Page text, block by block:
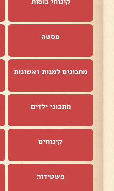
פסטה
מתכונים למנות ראשונות
מתכוני ילדים
קינוחים
פשטידות